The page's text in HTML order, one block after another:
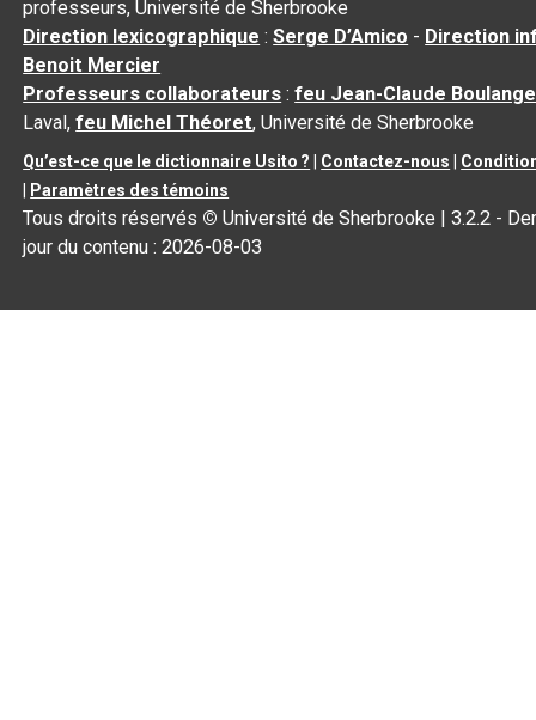
professeurs, Université de Sherbrooke
Direction lexicographique :Serge D’Amico - Direction
Benoit Mercier
Professeurs collaborateurs :feu Jean-Claude
Laval,feu Michel Théoret, Université de Sherbrooke
Qu’est-ce que le dictionnaire Usito ? | Contactez-nous |
| Paramètres des témoins
Tous droits réservés © Université de Sherbrooke |3.2.2 -
jour du contenu :2026-08-03